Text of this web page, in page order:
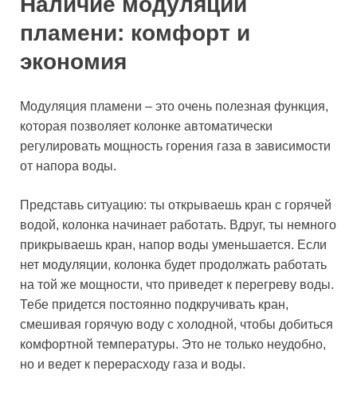
пламени: комфорт и
экономия
Модуляция пламени – это очень полезная функция,
которая позволяет колонке автоматически
регулировать мощность горения газа в зависимости
от напора воды.
Представь ситуацию: ты открываешь кран с горячей
водой, колонка начинает работать. Вдруг, ты немного
прикрываешь кран, напор воды уменьшается. Если
нет модуляции, колонка будет продолжать работать
на той же мощности, что приведет к перегреву воды.
Тебе придется постоянно подкручивать кран,
смешивая горячую воду с холодной, чтобы добиться
комфортной температуры. Это не только неудобно,
но и ведет к перерасходу газа и воды.